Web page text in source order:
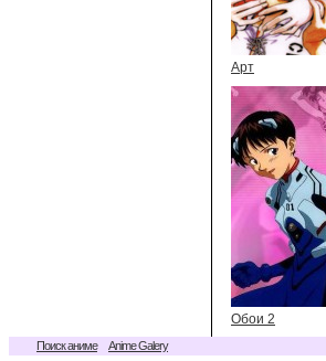
Арт
Обои 2
Поиск аниме Anime Galery